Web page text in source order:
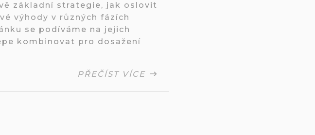
základní strategie, jak oslovit
výhody v různých fázích
se podíváme na jejich
kombinovat pro dosažení
PŘEČÍST VÍCE